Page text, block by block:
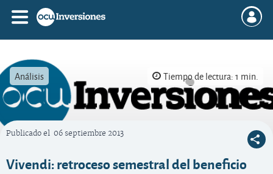
Análisis Tiempo de lectura: 1 min.
Publicado el 06 septiembre 2013
Vivendi: retroceso semestral del beneficio